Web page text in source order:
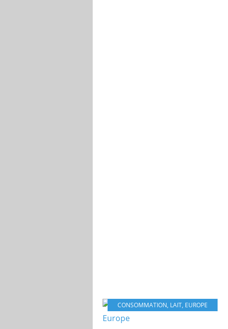
CONSOMMATION, LAIT, EUROPE